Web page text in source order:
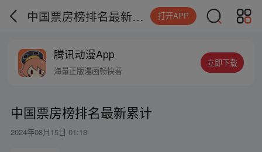
中国票房榜排名最新累计 打开APP
腾讯动漫App
海量正版漫画畅快看
立即下载
中国票房榜排名最新累计
2024年08月15日 01:18